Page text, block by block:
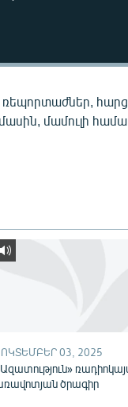
ռեպորտաժներ,
մամուլի
03, 2025
ծրագիր